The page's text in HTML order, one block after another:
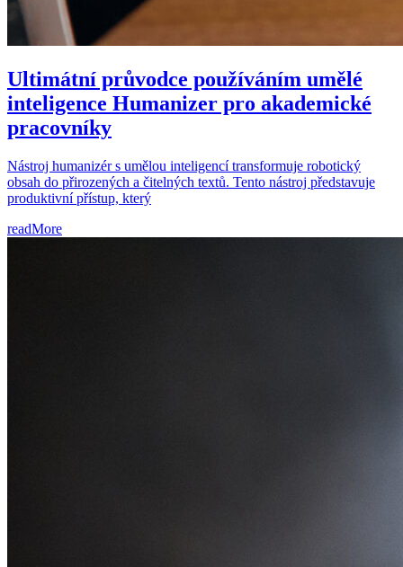
Ultimátní průvodce používáním umělé
inteligence Humanizer pro akademické
pracovníky
Nástroj humanizér s umělou inteligencí transformuje robotický
obsah do přirozených a čitelných textů. Tento nástroj představuje
produktivní přístup, který
readMore